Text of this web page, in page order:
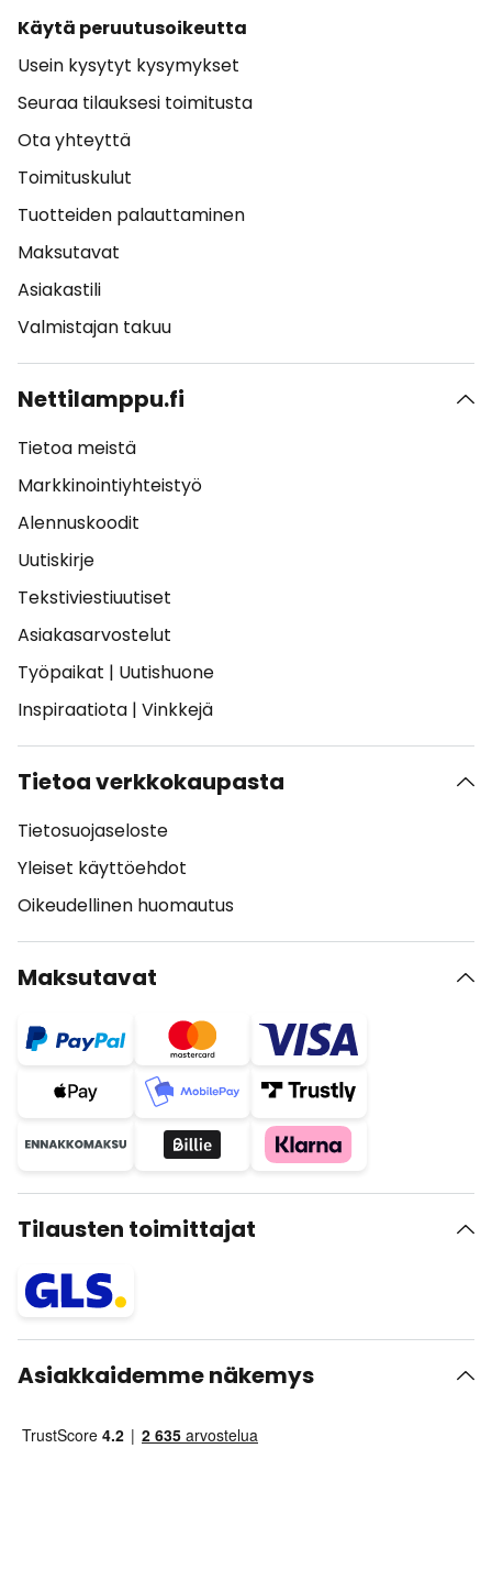
Käytä peruutusoikeutta
Usein kysytyt kysymykset
Seuraa tilauksesi toimitusta
Ota yhteyttä
Toimituskulut
Tuotteiden palauttaminen
Maksutavat
Asiakastili
Valmistajan takuu
Nettilamppu.fi
Tietoa meistä
Markkinointiyhteistyö
Alennuskoodit
Uutiskirje
Tekstiviestiuutiset
Asiakasarvostelut
Työpaikat | Uutishuone
Inspiraatiota | Vinkkejä
Tietoa verkkokaupasta
Tietosuojaseloste
Yleiset käyttöehdot
Oikeudellinen huomautus
Maksutavat
Tilausten toimittajat
Asiakkaidemme näkemys